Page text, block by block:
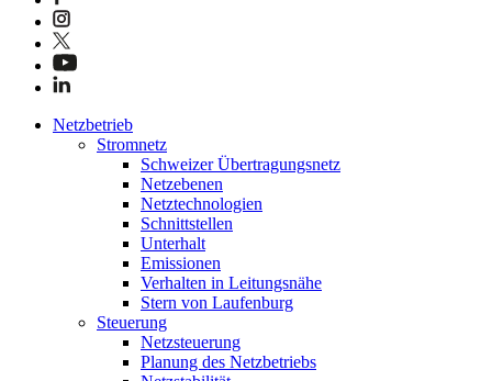
Netzbetrieb
Stromnetz
Schweizer Übertragungsnetz
Netzebenen
Netztechnologien
Schnittstellen
Unterhalt
Emissionen
Verhalten in Leitungsnähe
Stern von Laufenburg
Steuerung
Netzsteuerung
Planung des Netzbetriebs